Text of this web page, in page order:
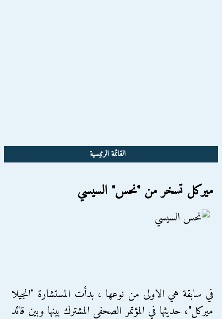
القائمة الرئيسية
ميركل تسخر من "نحس" السيسي
في سابقة هي الاولى من نوعها ، بدأت المستشارة "انجيلا
ميركل"، حديثها في المؤتمر الصحفي المشترك بينها وبين قائد